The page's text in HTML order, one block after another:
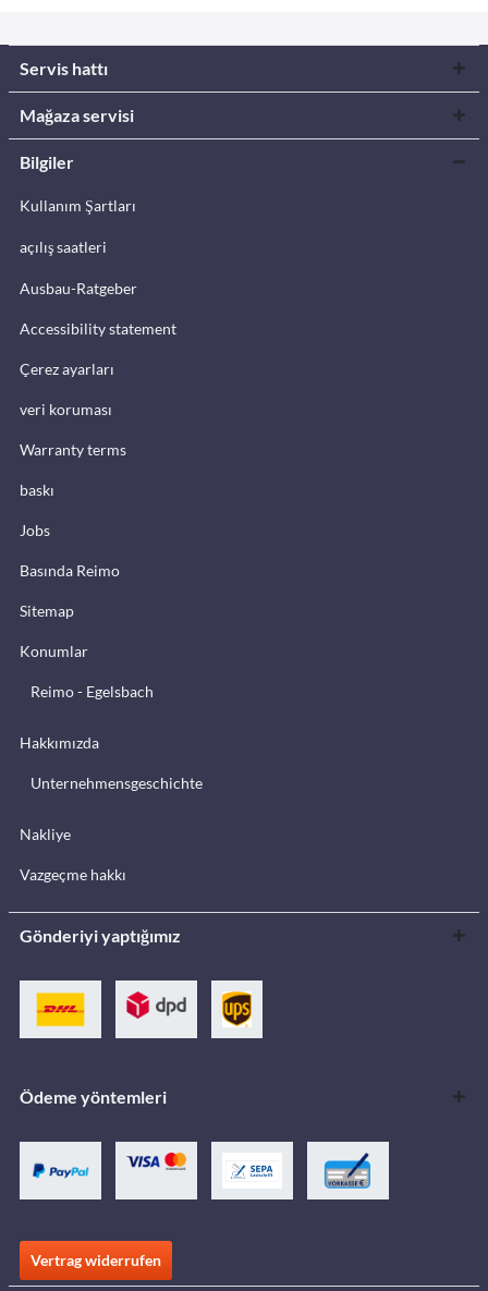
Servis hattı
Mağaza servisi
Bilgiler
Kullanım Şartları
açılış saatleri
Ausbau-Ratgeber
Accessibility statement
Çerez ayarları
veri koruması
Warranty terms
baskı
Jobs
Basında Reimo
Sitemap
Konumlar
Reimo - Egelsbach
Hakkımızda
Unternehmensgeschichte
Nakliye
Vazgeçme hakkı
Gönderiyi yaptığımız
Ödeme yöntemleri
Vertrag widerrufen